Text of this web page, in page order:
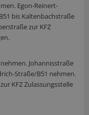
Egon-Reinert-
bis Kaltenbachstraße
zur KFZ
Johannisstraße
Straße/B51 nehmen.
KFZ Zulassungsstelle